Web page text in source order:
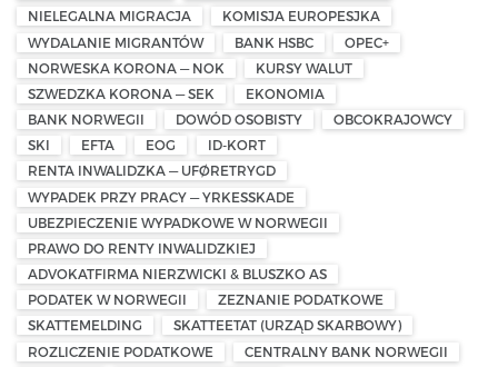
NIELEGALNA MIGRACJA
KOMISJA EUROPESJKA
WYDALANIE MIGRANTÓW
BANK HSBC
OPEC+
NORWESKA KORONA — NOK
KURSY WALUT
SZWEDZKA KORONA — SEK
EKONOMIA
BANK NORWEGII
DOWÓD OSOBISTY
OBCOKRAJOWCY
SKI
EFTA EOG
ID-KORT
RENTA INWALIDZKA — UFØRETRYGD
WYPADEK PRZY PRACY — YRKESSKADE
UBEZPIECZENIE WYPADKOWE W NORWEGII
PRAWO DO RENTY INWALIDZKIEJ
ADVOKATFIRMA NIERZWICKI & BLUSZKO AS
PODATEK W NORWEGII
ZEZNANIE PODATKOWE
SKATTEMELDING
SKATTEETAT (URZĄD SKARBOWY)
ROZLICZENIE PODATKOWE
CENTRALNY BANK NORWEGII